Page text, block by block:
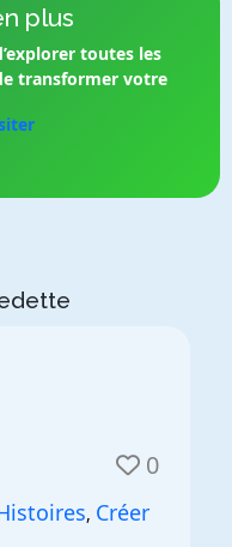
plus
toutes les
transformer votre
0
, Créer